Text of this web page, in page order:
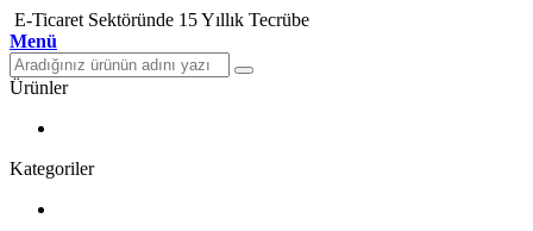
E-Ticaret Sektöründe 15 Yıllık Tecrübe
Menü
Ürünler
Kategoriler